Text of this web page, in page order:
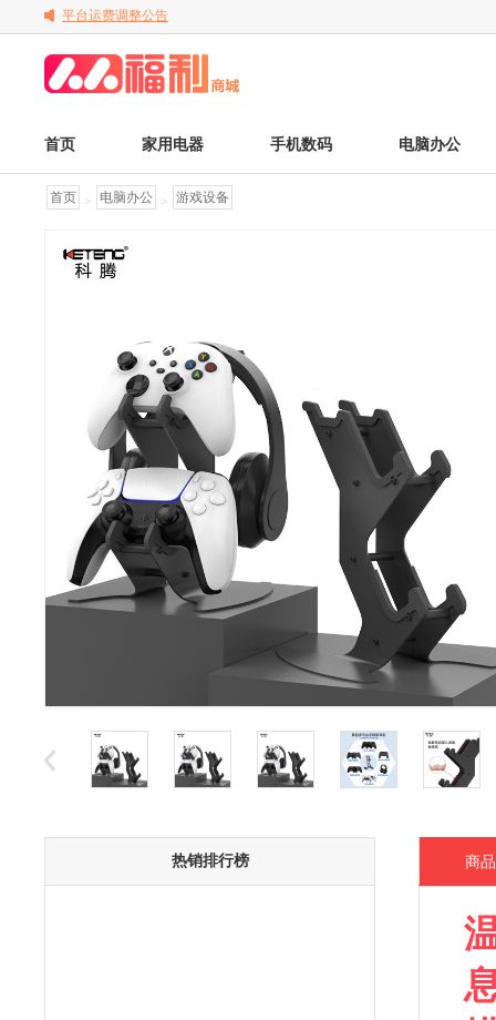
平台运费调整公告
关于调整京东商品售后服务标准的通知
首页 家用电器 手机数码 电脑办公
首页 > 电脑办公 > 游戏设备
热销排行榜 商